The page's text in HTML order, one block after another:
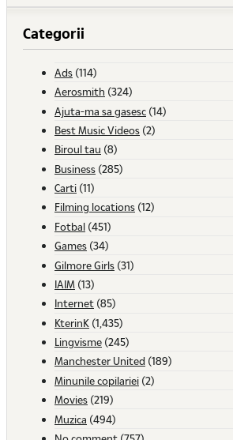
Categorii
Ads (114)
Aerosmith (324)
Ajuta-ma sa gasesc (14)
Best Music Videos (2)
Biroul tau (8)
Business (285)
Carti (11)
Filming locations (12)
Fotbal (451)
Games (34)
Gilmore Girls (31)
IAIM (13)
Internet (85)
KterinK (1,435)
Lingvisme (245)
Manchester United (189)
Minunile copilariei (2)
Movies (219)
Muzica (494)